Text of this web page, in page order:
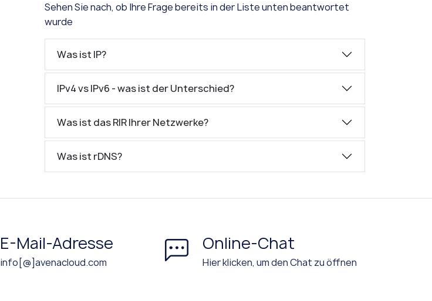
Sehen Sie nach, ob Ihre Frage bereits in der Liste unten beantwortet
wurde
Was ist IP?
IPv4 vs IPv6 - was ist der Unterschied?
Was ist das RIR Ihrer Netzwerke?
Was ist rDNS?
E-Mail-Adresse
info[@]avenacloud.com
Online-Chat
Hier klicken, um den Chat zu öffnen